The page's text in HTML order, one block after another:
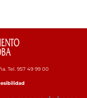
Tel. 957 49 99 00